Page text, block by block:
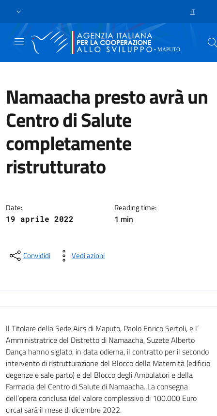
IT
Namaacha presto avrà un
Centro di Salute
completamente
ristrutturato
Date:
19 aprile 2022
Reading time:
1 min
Convididi Vedi azioni
Il​ Titolare della Sede Aics di Maputo, Paolo Enrico Sertoli, e l’​
Amministratrice del ​Distretto di Namaacha, Suzete Alberto
Dança hanno siglato, in data odierna, il contratto per il secondo
intervento di ristrutturazione del Blocco della Maternità (edificio
degenze e sale parto) e del Blocco degli Ambulatori e della
Farmacia del Centro di Salute di Namaacha. La consegna​
dell’opera conclusa (del valore complessivo di 100.000 Euro
circa) sarà il mese di dicembre 2022.